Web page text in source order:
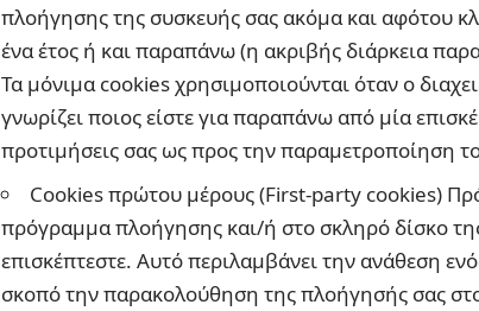
πλοήγησης της συσκευής σας ακόμα και αφότου
ένα έτος ή και παραπάνω (η ακριβής διάρκεια
Τα μόνιμα cookies χρησιμοποιούνται όταν ο
γνωρίζει ποιος είστε για παραπάνω από μία
προτιμήσεις σας ως προς την παραμετροποίηση
Cookies πρώτου μέρους (First-party cookies)
πρόγραμμα πλοήγησης και/ή στο σκληρό δίσκο
επισκέπτεστε. Αυτό περιλαμβάνει την ανάθεση
σκοπό την παρακολούθηση της πλοήγησής σας